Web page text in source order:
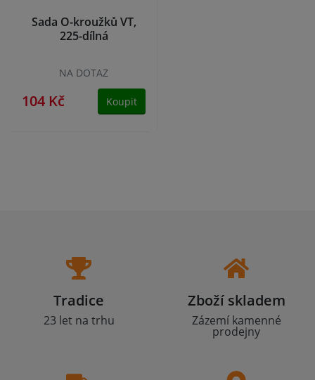
Sada O-kroužků VT,
225-dílná
NA DOTAZ
104 Kč Koupit
Tradice
23 let na trhu
Zboží skladem
Zázemí kamenné
prodejny